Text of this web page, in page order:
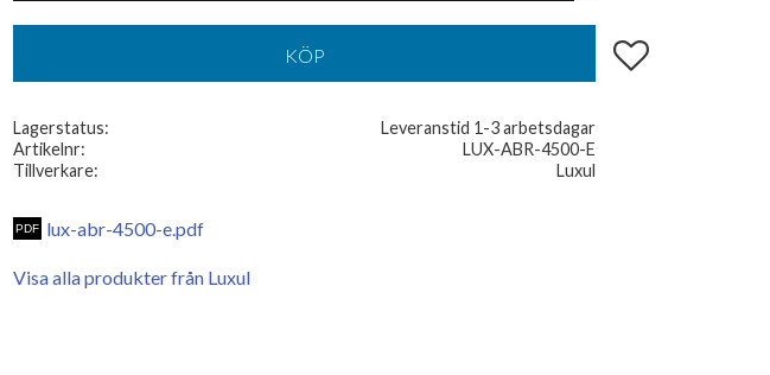
KÖP Lägg till i favoriter
Lagerstatus
Leveranstid 1-3 arbetsdagar
Artikelnr
LUX-ABR-4500-E
Tillverkare
Luxul
lux-abr-4500-e.pdf
Visa alla produkter från Luxul